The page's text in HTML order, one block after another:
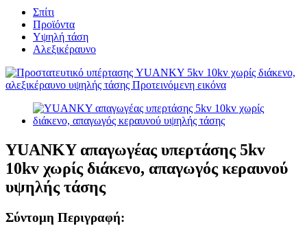
Σπίτι
Προϊόντα
Υψηλή τάση
Αλεξικέραυνο
YUANKY απαγωγέας υπερτάσης 5kv
10kv χωρίς διάκενο, απαγωγός κεραυνού
υψηλής τάσης
Σύντομη Περιγραφή: